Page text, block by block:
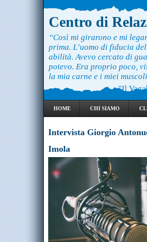
Centro di
“Così mi girarono e mi
prima. L’uomo di fiducia
abilità. Avevo cercato di
potevo. Era proprio poco,
la mia carne e i miei
"Il
HOME CHI SIAMO
Intervista Giorgio
Imola